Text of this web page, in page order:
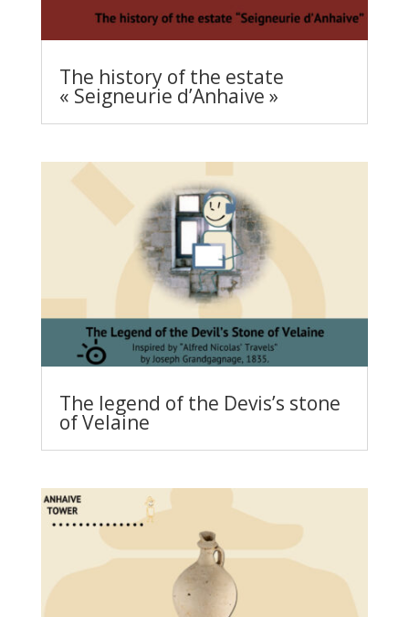
The history of the estate
« Seigneurie d’Anhaive »
The legend of the Devis’s stone
of Velaine